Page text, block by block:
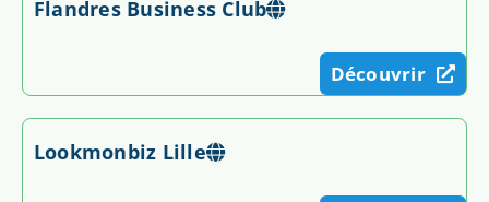
Flandres Business Club
Découvrir
Lookmonbiz Lille